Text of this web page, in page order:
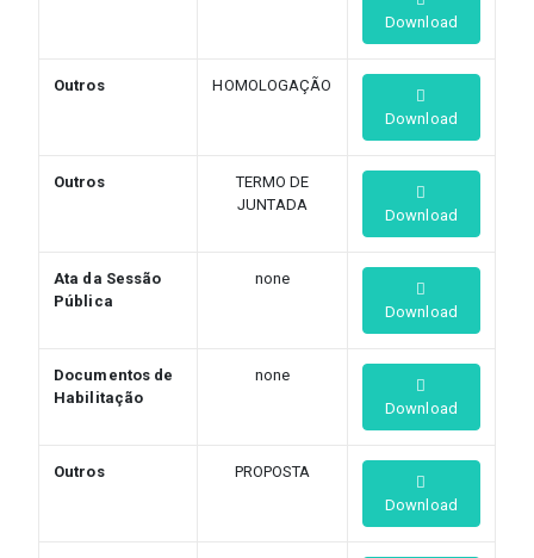
Download
Outros
HOMOLOGAÇÃO
Download
Outros
TERMO DE
JUNTADA
Download
Ata da Sessão
Pública
none
Download
Documentos de
Habilitação
none
Download
Outros
PROPOSTA
Download